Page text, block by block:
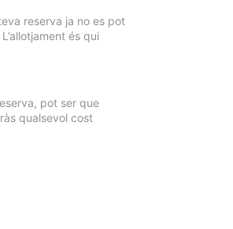
reserva ja no es pot
és qui
pot ser que
qualsevol cost